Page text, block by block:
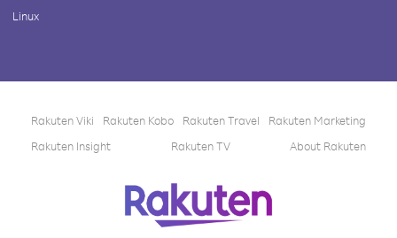
Linux
Rakuten Viki Rakuten Kobo Rakuten Travel
Rakuten Marketing
Rakuten Insight
Rakuten TV About Rakuten